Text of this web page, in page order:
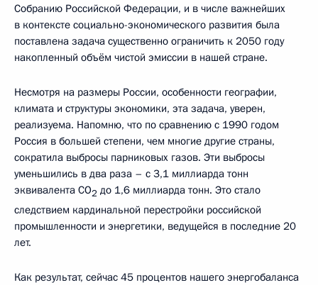
Собранию Российской Федерации, и в числе важнейших
в контексте социально-экономического развития была
поставлена задача существенно ограничить к 2050 году
накопленный объём чистой эмиссии в нашей стране.
Несмотря на размеры России, особенности географии,
климата и структуры экономики, эта задача, уверен,
реализуема. Напомню, что по сравнению с 1990 годом
Россия в большей степени, чем многие другие страны,
сократила выбросы парниковых газов. Эти выбросы
уменьшились в два раза – с 3,1 миллиарда тонн
эквивалента СО2 до 1,6 миллиарда тонн. Это стало
следствием кардинальной перестройки российской
промышленности и энергетики, ведущейся в последние 20
лет.
Как результат, сейчас 45 процентов нашего энергобаланса